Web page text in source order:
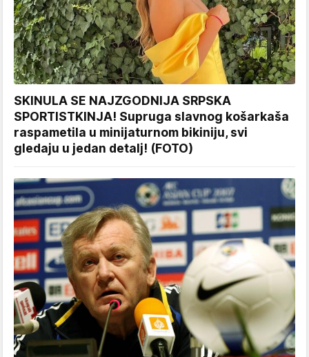
SKINULA SE NAJZGODNIJA SRPSKA
SPORTISTKINJA! Supruga slavnog košarkaša
raspametila u minijaturnom bikiniju, svi
gledaju u jedan detalj! (FOTO)